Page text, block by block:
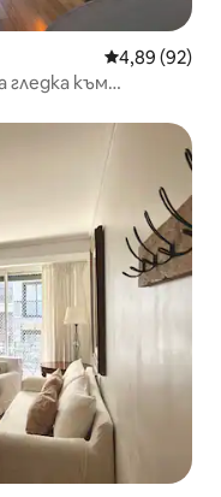
Средна
4,89 (92)
към